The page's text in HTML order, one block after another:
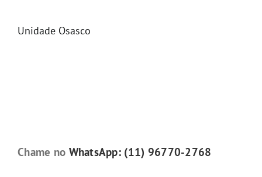
Unidade Osasco
Chame no WhatsApp: (11) 96770-2768